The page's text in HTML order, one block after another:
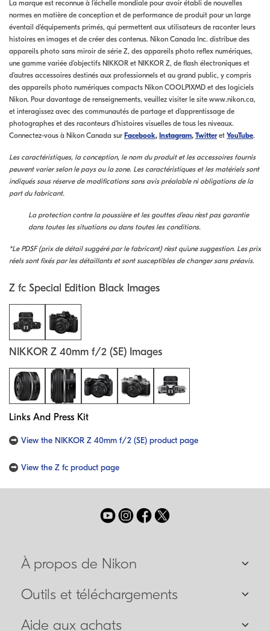
La marque est reconnue à l’échelle mondiale pour avoir établi de nouvelles
normes en matière de conception et de performance de produit pour un large
éventail d’équipements primés, qui permettent aux utilisateurs de raconter leurs
histoires en images et de créer des contenus. Nikon Canada Inc. distribue des
appareils photo sans miroir de série Z, des appareils photo reflex numériques,
une gamme variée d’objectifs NIKKOR et NIKKOR Z, de flash électroniques et
d’autres accessoires destinés aux professionnels et au grand public, y compris
des appareils photo numériques compacts Nikon COOLPIXMD et des logiciels
Nikon. Pour davantage de renseignements, veuillez visiter le site www.nikon.ca,
et interagissez avec des communautés de partage et d’apprentissage de
photographes et des raconteurs d’histoires visuelles de tous les niveaux.
Connectez-vous à Nikon Canada sur Facebook, Instagram, Twitteret YouTube.
Les caractéristiques, la conception, le nom du produit et les accessoires fournis
peuvent varier selon le pays ou la zone. Les caractéristiques et les matériels sont
indiqués sous réserve de modifications sans avis préalable ni obligations de la
part du fabricant.
La protection contre la poussière et les gouttes d’eau n’est pas garantie
dans toutes les situations ou dans toutes les conditions.
*Le PDSF (prix de détail suggéré par le fabricant) n’est qu’une suggestion. Les prix
réels sont fixés par les détaillants et sont susceptibles de changer sans préavis.
Z fc Special Edition Black Images
NIKKOR Z 40mm f/2 (SE) Images
Links And Press Kit
View the NIKKOR Z 40mm f/2 (SE) product page
View the Z fc product page
À propos de Nikon
Outils et téléchargements
Aide aux achats